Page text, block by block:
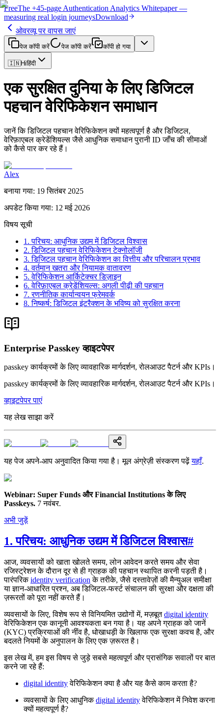
FreeThe +45-page Authentication Analytics Whitepaper —
measuring real login journeysDownload
ओवरव्यू पर वापस जाएं
पेज कॉपी करें पेज कॉपी करें कॉपी हो गया
🇮🇳Hiहिंदी
एक सुरक्षित दुनिया के लिए डिजिटल
पहचान वेरिफिकेशन समाधान
जानें कि डिजिटल पहचान वेरिफिकेशन क्यों महत्वपूर्ण है और डिजिटल,
वेरिफ़ाएबल क्रेडेंशियल्स जैसे आधुनिक समाधान पुरानी ID जाँच की सीमाओं
को कैसे पार कर रहे हैं।
Alex
बनाया गया: 19 सितंबर 2025
अपडेट किया गया: 12 मई 2026
विषय सूची
1. परिचय: आधुनिक उद्यम में डिजिटल विश्वास
2. डिजिटल पहचान वेरिफिकेशन टेक्नोलॉजी
3. डिजिटल पहचान वेरिफिकेशन का वित्तीय और परिचालन प्रभाव
4. वर्तमान खतरा और नियामक वातावरण
5. वेरिफिकेशन आर्किटेक्चर डिज़ाइन
6. वेरिफ़ाएबल क्रेडेंशियल्स: अगली पीढ़ी की पहचान
7. रणनीतिक कार्यान्वयन फ्रेमवर्क
8. निष्कर्ष: डिजिटल इंटरैक्शन के भविष्य को सुरक्षित करना
Enterprise Passkey व्हाइटपेपर
passkey कार्यक्रमों के लिए व्यावहारिक मार्गदर्शन, रोलआउट पैटर्न और KPIs।
passkey कार्यक्रमों के लिए व्यावहारिक मार्गदर्शन, रोलआउट पैटर्न और KPIs।
व्हाइटपेपर पाएं
यह लेख साझा करें
यह पेज अपने-आप अनुवादित किया गया है। मूल अंग्रेज़ी संस्करण पढ़ें यहाँ.
Webinar: Super Funds और Financial Institutions के लिए
Passkeys. 7 नवंबर.
अभी जुड़ें
1. परिचय: आधुनिक उद्यम में डिजिटल विश्वास#
आज, व्यवसायों को खाता खोलते समय, लोन आवेदन करते समय और सेवा
रजिस्ट्रेशन के दौरान दूर से ही ग्राहक की पहचान स्थापित करनी पड़ती है।
पारंपरिकidentity verification के तरीके, जैसे दस्तावेज़ों की मैन्युअल समीक्षा
या ज्ञान-आधारित प्रश्न, अब डिजिटल-फर्स्ट संचालन की सुरक्षा और दक्षता की
ज़रूरतों को पूरा नहीं करते हैं।
व्यवसायों के लिए, विशेष रूप से विनियमित उद्योगों में, मज़बूतdigital identity
वेरिफिकेशन एक कानूनी आवश्यकता बन गया है। यह अपने ग्राहक को जानें
(KYC) प्रक्रियाओं की नींव है, धोखाधड़ी के खिलाफ एक सुरक्षा कवच है, और
बदलते नियमों के अनुपालन के लिए एक ज़रूरत है।
इस लेख में, हम इस विषय से जुड़े सबसे महत्वपूर्ण और प्रासंगिक सवालों पर बात
करने जा रहे हैं:
digital identityवेरिफिकेशन क्या है और यह कैसे काम करता है?
व्यवसायों के लिए आधुनिकdigital identityवेरिफिकेशन में निवेश करना
क्यों महत्वपूर्ण है?